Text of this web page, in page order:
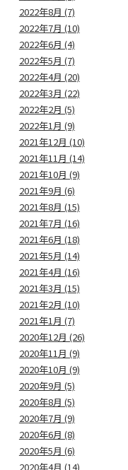
2022年8月 (7)
2022年7月 (10)
2022年6月 (4)
2022年5月 (7)
2022年4月 (20)
2022年3月 (22)
2022年2月 (5)
2022年1月 (9)
2021年12月 (10)
2021年11月 (14)
2021年10月 (9)
2021年9月 (6)
2021年8月 (15)
2021年7月 (16)
2021年6月 (18)
2021年5月 (14)
2021年4月 (16)
2021年3月 (15)
2021年2月 (10)
2021年1月 (7)
2020年12月 (26)
2020年11月 (9)
2020年10月 (9)
2020年9月 (5)
2020年8月 (5)
2020年7月 (9)
2020年6月 (8)
2020年5月 (6)
2020年4月 (14)